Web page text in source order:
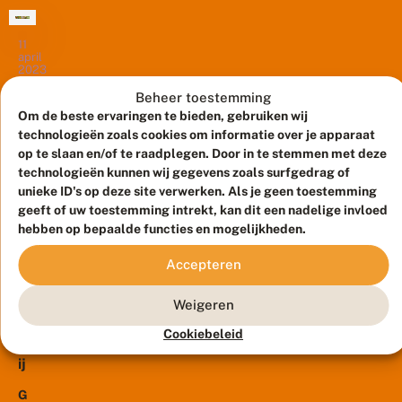
Beheer toestemming
Om de beste ervaringen te bieden, gebruiken wij
technologieën zoals cookies om informatie over je apparaat
op te slaan en/of te raadplegen. Door in te stemmen met deze
technologieën kunnen wij gegevens zoals surfgedrag of
unieke ID's op deze site verwerken. Als je geen toestemming
geeft of uw toestemming intrekt, kan dit een nadelige invloed
hebben op bepaalde functies en mogelijkheden.
Accepteren
Weigeren
Cookiebeleid
s
n
w
i
t
e
j
u
f
f
e
s
mei
Noord-
Brabant.
week
waren
we
te
gast...
c
t
i
n
o
o
d
-
B
r
a
a
n
t
jaar
dat
vieren
met
een
vlindervlucht
door
Nederland.
Iedere
maand
staat
een
andere
provincie
centraal
in
mei
11
april
2023
li
n
e
r
v
l
u
h
t
L
m
u
r
g
De
Vlinderstichting
bestaat
40
en
dat
vieren
we
een
door
30
januari
2023
ij
il
Gaat